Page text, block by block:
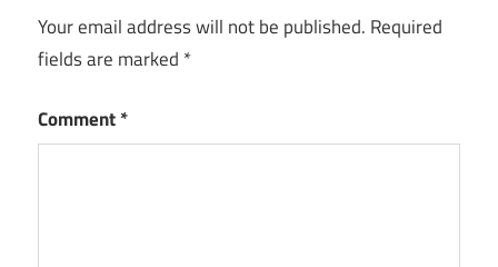
Your email address will not be published. Required
fields are marked *
Comment*